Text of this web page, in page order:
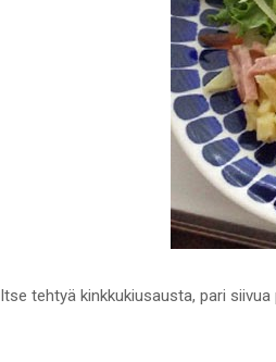
Itse tehtyä kinkkukiusausta, pari